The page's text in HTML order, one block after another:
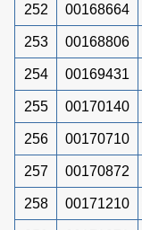
252 00168664
253 00168806
254 00169431
255 00170140
256 00170710
257 00170872
258 00171210